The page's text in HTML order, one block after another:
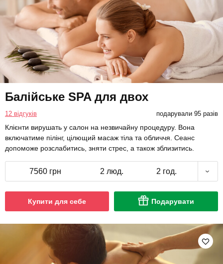
Балійське SPA для двох
12 відгуків подарували 95 разів
Клієнти вирушать у салон на незвичайну процедуру. Вона
включатиме пілінг, цілющий масаж тіла та обличчя. Сеанс
допоможе розслабитись, зняти стрес, а також зблизитись.
7560 грн 2 люд. 2 год.
Купити для себе Подарувати